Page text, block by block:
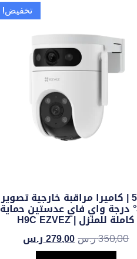
تخفيض!
5MP | كاميرا مراقبة خارجية تصوير
360° درجة واي فاي عدستين حماية
كاملة للمنزل | H9C EZVEZ
350,00ر.س 279,00ر.س